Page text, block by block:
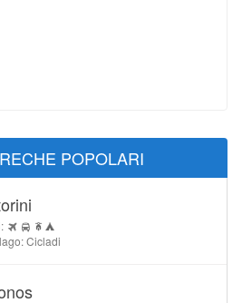
POPOLARI
Cicladi